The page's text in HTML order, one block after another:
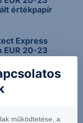
értékpapír
Express
EUR 20-23
értékpapír
Express
működtetése, a